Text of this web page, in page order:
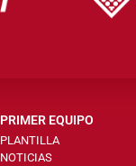
PRIMER EQUIPO
PLANTILLA
NOTICIAS